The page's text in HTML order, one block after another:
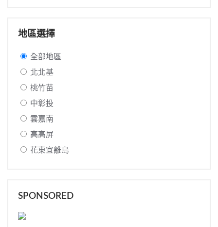
地區選擇
全部地區
北北基
桃竹苗
中彰投
雲嘉南
高高屏
花東宜離島
SPONSORED